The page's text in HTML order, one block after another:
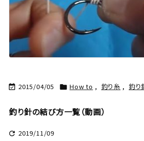
 2015/04/05  How to , 釣り糸 , 釣り
釣り針の結び方一覧（動画）
 2019/11/09